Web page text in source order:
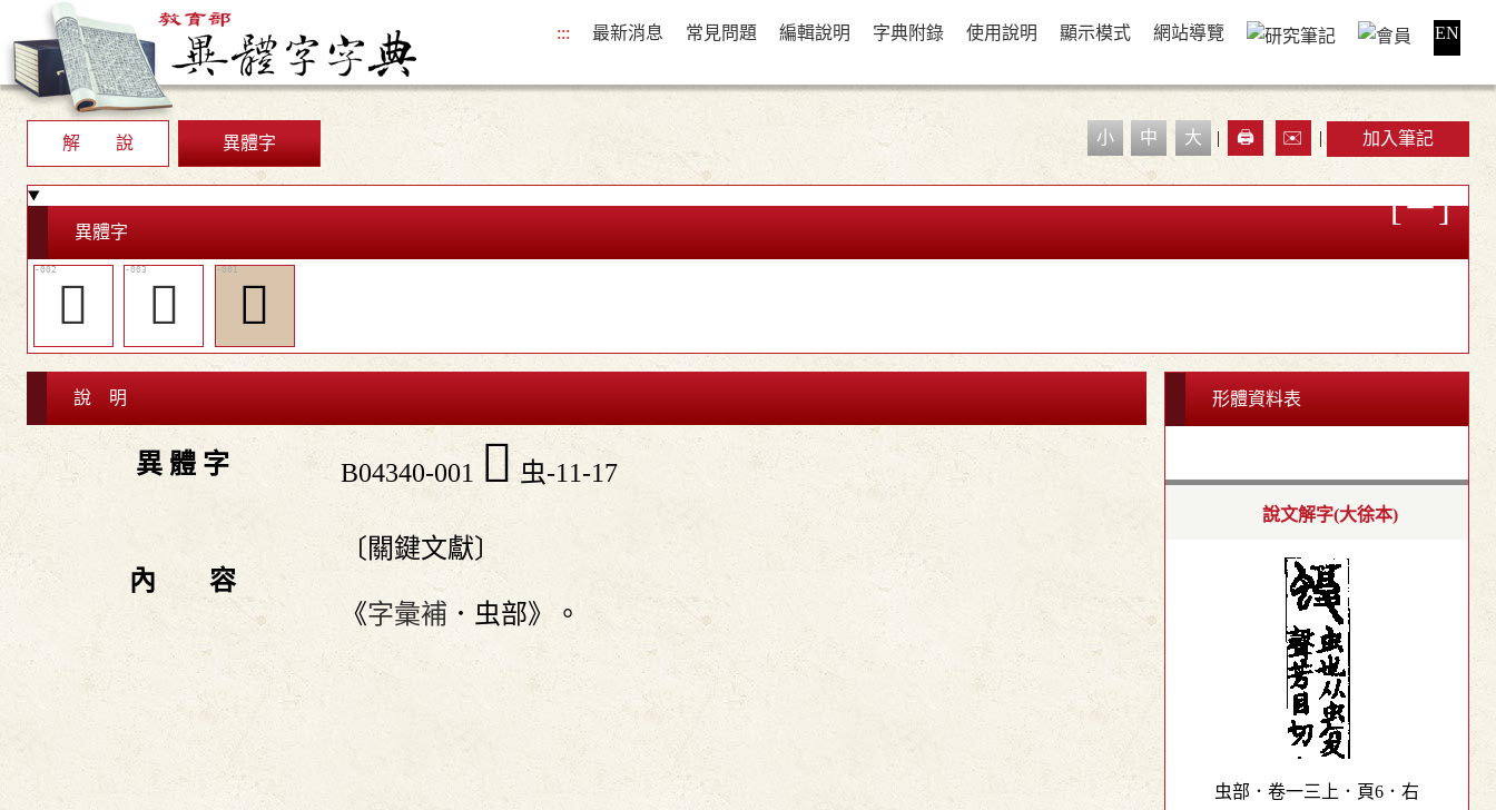
::: 最新消息 常見問題 編輯說明 字典附錄 使用說明 顯示模式 網站導覽 EN
解 說 異體字 小 中 大 | 🖨️ ✉️ | 加入筆記
異體字
󸥥 󸥦 𧐛
說 明
異 體 字 B04340-001 𧐛 虫-11-17
內 容
〔關鍵文獻〕
《字彙補 ．虫部》。
形體資料表
說文解字(大徐本)
虫部．卷一三上．頁6．右